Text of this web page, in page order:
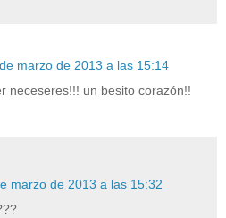
marzo de 2013 a las 15:14
neceseres!!! un besito corazón!!
marzo de 2013 a las 15:32